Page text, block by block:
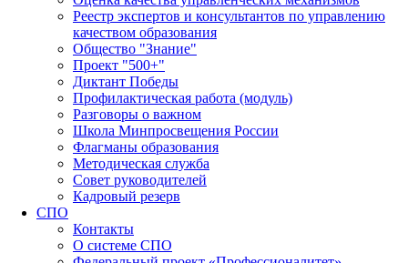
Реестр экспертов и консультантов по управлению
качеством образования
Общество "Знание"
Проект "500+"
Диктант Победы
Профилактическая работа (модуль)
Разговоры о важном
Школа Минпросвещения России
Флагманы образования
Методическая служба
Совет руководителей
Кадровый резерв
СПО
Контакты
О системе СПО